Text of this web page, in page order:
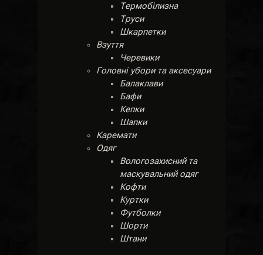
Термобілизна
Труси
Шкарпетки
Взуття
Черевики
Головні убори та аксесуари
Балаклави
Бафи
Кепки
Шапки
Каремати
Одяг
Вологозахисний та
маскувальний одяг
Кофти
Куртки
Футболки
Шорти
Штани